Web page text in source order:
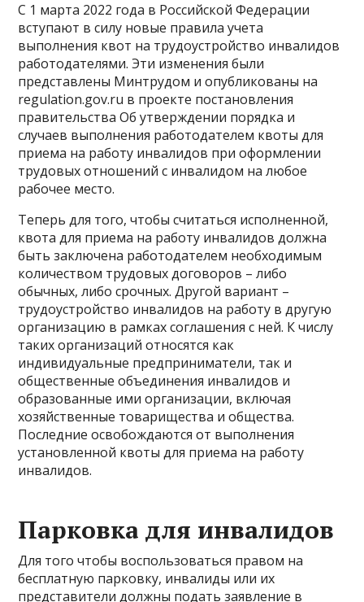
С 1 марта 2022 года в Российской Федерации
вступают в силу новые правила учета
выполнения квот на трудоустройство инвалидов
работодателями. Эти изменения были
представлены Минтрудом и опубликованы на
regulation.gov.ru в проекте постановления
правительства Об утверждении порядка и
случаев выполнения работодателем квоты для
приема на работу инвалидов при оформлении
трудовых отношений с инвалидом на любое
рабочее место.
Теперь для того, чтобы считаться исполненной,
квота для приема на работу инвалидов должна
быть заключена работодателем необходимым
количеством трудовых договоров – либо
обычных, либо срочных. Другой вариант –
трудоустройство инвалидов на работу в другую
организацию в рамках соглашения с ней. К числу
таких организаций относятся как
индивидуальные предприниматели, так и
общественные объединения инвалидов и
образованные ими организации, включая
хозяйственные товарищества и общества.
Последние освобождаются от выполнения
установленной квоты для приема на работу
инвалидов.
Парковка для инвалидов
Для того чтобы воспользоваться правом на
бесплатную парковку, инвалиды или их
представители должны подать заявление в